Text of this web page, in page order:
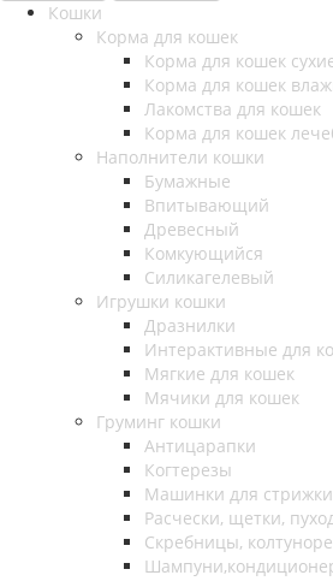
Кошки
Корма для кошек
Корма для кошек
Корма для кошек
Лакомства для кошек
Корма для кошек
Наполнители кошки
Бумажные
Впитывающий
Древесный
Комкующийся
Силикагелевый
Игрушки кошки
Дразнилки
Интерактивные для
Мягкие для кошек
Мячики для кошек
Груминг кошки
Антицарапки
Когтерезы
Машинки для стрижки
Расчески, щетки,
Скребницы,